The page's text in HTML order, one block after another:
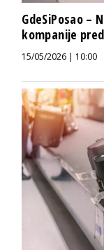
GdeSiPosao –
kompanije
15/05/2026 | 10:00